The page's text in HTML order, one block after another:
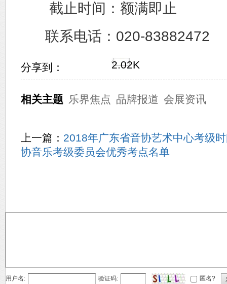
截止时间：额满即止
联系电话：020-83882472
分享到： 2.02K
相关主题 乐界焦点 品牌报道 会展资讯
上一篇： 2018年广东省音协艺术中心考级
协音乐考级委员会优秀考点名单
用户名: 验证码: 匿名?